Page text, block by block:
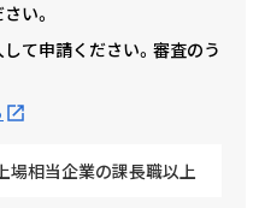
い。
て申請ください。審査のう
場相当企業の課長職以上